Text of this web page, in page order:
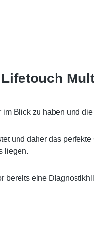
Blick zu haben und
und daher das
liegen.
bereits eine